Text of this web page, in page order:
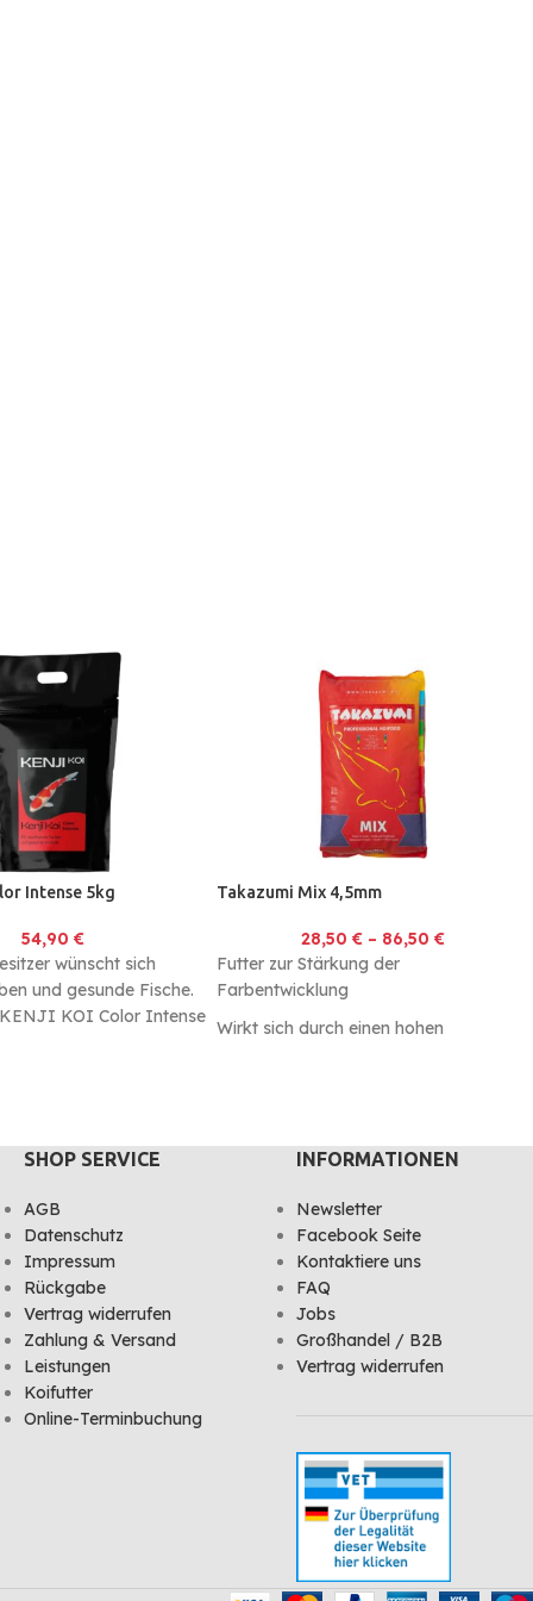
Intense 5kg
54,90€
wünscht sich
und gesunde Fische.
KOI Color Intense
und ausschließlich
wie Lachsmehl,
reinen Spirulina-Algen
um ein Futter in
Ihre Fische werden
und Sie auch!
Takazumi Mix 4,5mm
28,50€ – 86,50€
Futter zur Stärkung der
Farbentwicklung
Wirkt sich durch einen hohen
SHOP SERVICE
AGB
Datenschutz
Impressum
Rückgabe
Vertrag widerrufen
Zahlung & Versand
Leistungen
Koifutter
Online-Terminbuchung
INFORMATIONEN
Newsletter
Facebook Seite
Kontaktiere uns
FAQ
Jobs
Großhandel / B2B
Vertrag widerrufen